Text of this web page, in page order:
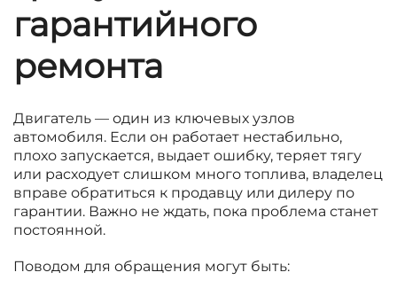
гарантийного
ремонта
Двигатель — один из ключевых узлов
автомобиля. Если он работает нестабильно,
плохо запускается, выдает ошибку, теряет тягу
или расходует слишком много топлива, владелец
вправе обратиться к продавцу или дилеру по
гарантии. Важно не ждать, пока проблема станет
постоянной.
Поводом для обращения могут быть: